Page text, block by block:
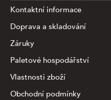
Kontaktní informace
Doprava a skladování
Záruky
Paletové hospodářství
Vlastnosti zboží
Obchodní podmínky